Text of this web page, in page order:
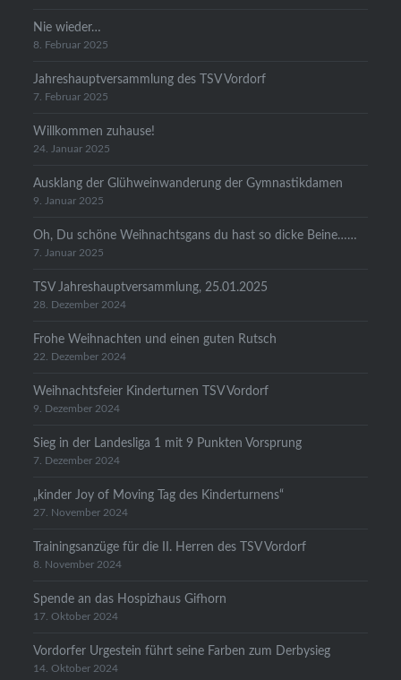
Nie wieder…
8. Februar 2025
Jahreshauptversammlung des TSV Vordorf
7. Februar 2025
Willkommen zuhause!
24. Januar 2025
Ausklang der Glühweinwanderung der Gymnastikdamen
9. Januar 2025
Oh, Du schöne Weihnachtsgans du hast so dicke Beine……
7. Januar 2025
TSV Jahreshauptversammlung, 25.01.2025
28. Dezember 2024
Frohe Weihnachten und einen guten Rutsch
22. Dezember 2024
Weihnachtsfeier Kinderturnen TSV Vordorf
9. Dezember 2024
Sieg in der Landesliga 1 mit 9 Punkten Vorsprung
7. Dezember 2024
„kinder Joy of Moving Tag des Kinderturnens“
27. November 2024
Trainingsanzüge für die II. Herren des TSV Vordorf
8. November 2024
Spende an das Hospizhaus Gifhorn
17. Oktober 2024
Vordorfer Urgestein führt seine Farben zum Derbysieg
14. Oktober 2024